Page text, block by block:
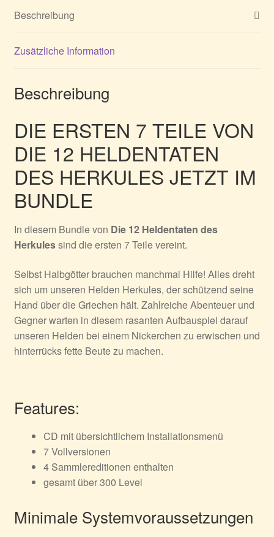
Beschreibung
Zusätzliche Information
Beschreibung
DIE ERSTEN 7 TEILE VON
DIE 12 HELDENTATEN
DES HERKULES JETZT IM
BUNDLE
In diesem Bundle von Die 12 Heldentaten des
Herkulessind die ersten 7 Teile vereint.
Selbst Halbgötter brauchen manchmal Hilfe! Alles dreht
sich um unseren Helden Herkules, der schützend seine
Hand über die Griechen hält. Zahlreiche Abenteuer und
Gegner warten in diesem rasanten Aufbauspiel darauf
unseren Helden bei einem Nickerchen zu erwischen und
hinterrücks fette Beute zu machen.
Features:
CD mit übersichtlichem Installationsmenü
7 Vollversionen
4 Sammlereditionen enthalten
gesamt über 300 Level
Minimale Systemvoraussetzungen